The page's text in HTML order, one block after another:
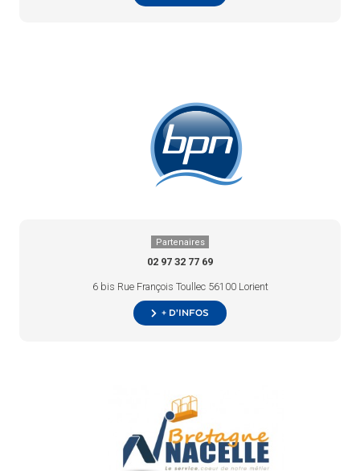
Partenaires
02 97 32 77 69
6 bis Rue François Toullec 56100 Lorient
+ d’infos